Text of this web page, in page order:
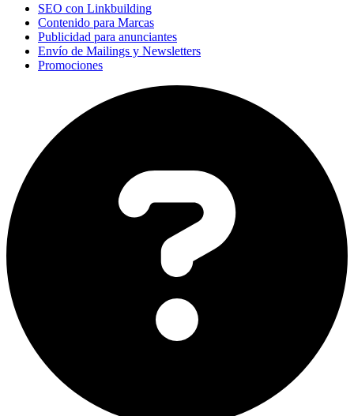
SEO con Linkbuilding
Contenido para Marcas
Publicidad para anunciantes
Envío de Mailings y Newsletters
Promociones